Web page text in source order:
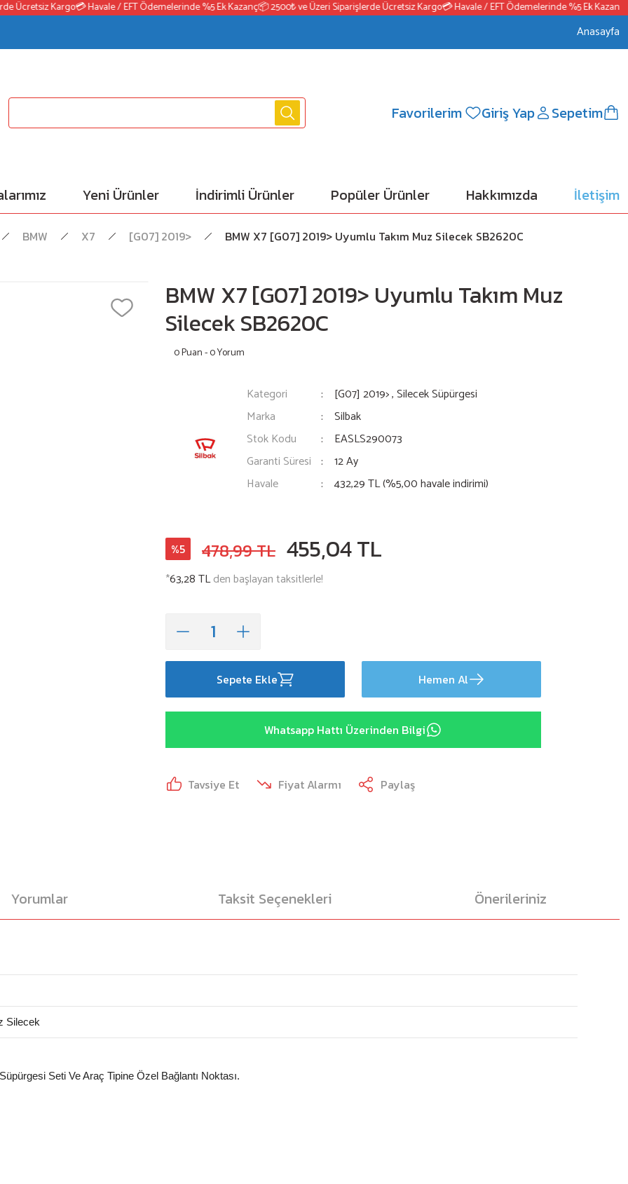
Kargo💳 Havale / EFT Ödemelerinde %5 Ek Kazanç📦 2500₺ ve Üzeri Siparişlerde Ücretsiz Kargo💳 Havale / EFT Ödemelerinde %5 Ek Kazanç
Anasayfa
Favorilerim Giriş Yap Sepetim
Yeni Ürünler İndirimli Ürünler Popüler Ürünler Hakkımızda İletişim
BMW X7 [G07] 2019> BMW X7 [G07] 2019> Uyumlu Takım Muz Silecek SB2620C
BMW X7 [G07] 2019> Uyumlu Takım Muz
Silecek SB2620C
0 Puan - 0 Yorum
Kategori [G07] 2019>,Silecek Süpürgesi
Marka
Silbak
Stok Kodu
EASLS290073
Garanti Süresi
12 Ay
Havale
432,29 TL (%5,00 havale indirimi)
%5 478,99 TL 455,04 TL
*63,28 TLden başlayan taksitlerle!
Sepete Ekle Hemen Al
Whatsapp Hattı Üzerinden Bilgi
Tavsiye Et Fiyat Alarmı Paylaş
Yorumlar Taksit Seçenekleri Önerileriniz
Silecek
Seti Ve Araç Tipine Özel Bağlantı Noktası.